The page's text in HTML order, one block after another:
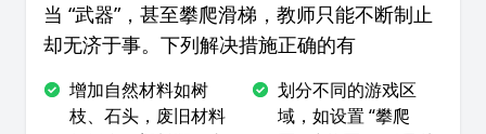
当 “武器”，甚至攀爬滑梯，教师只能不断制止
却无济于事。下列解决措施正确的有
增加自然材料如树
枝、石头，废旧材料
划分不同的游戏区
域，如设置 “攀爬